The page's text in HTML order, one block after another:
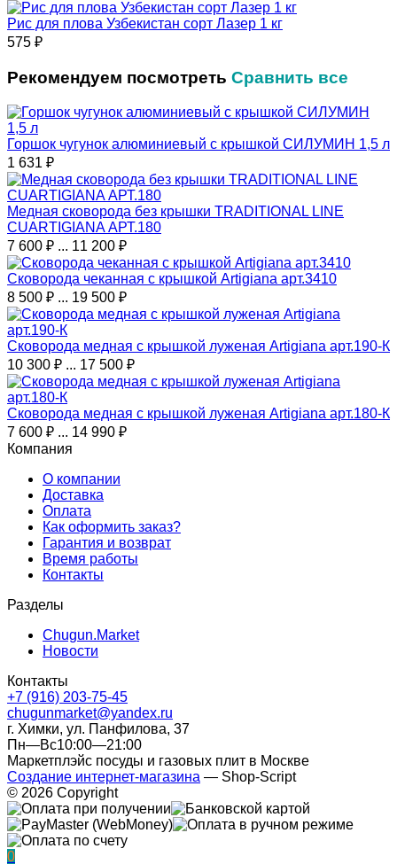
Рис для плова Узбекистан сорт Лазер 1 кг
575 ₽
Рекомендуем посмотреть Сравнить все
Горшок чугунок алюминиевый с крышкой СИЛУМИН 1,5 л
1 631 ₽
Медная сковорода без крышки TRADITIONAL LINE
CUARTIGIANA АРТ.180
7 600 ₽ ... 11 200 ₽
Сковорода чеканная с крышкой Artigiana арт.3410
8 500 ₽ ... 19 500 ₽
Сковорода медная с крышкой луженая Artigiana арт.190-К
10 300 ₽ ... 17 500 ₽
Сковорода медная с крышкой луженая Artigiana арт.180-К
7 600 ₽ ... 14 990 ₽
Компания
О компании
Доставка
Оплата
Как оформить заказ?
Гарантия и возврат
Время работы
Контакты
Разделы
Chugun.Market
Новости
Контакты
+7 (916) 203-75-45
chugunmarket@yandex.ru
г. Химки, ул. Панфилова, 37
Пн—Вс10:00—21:00
Маркетплэйс посуды и газовых плит в Москве
Создание интернет-магазина — Shop-Script
© 2026 Copyright
0